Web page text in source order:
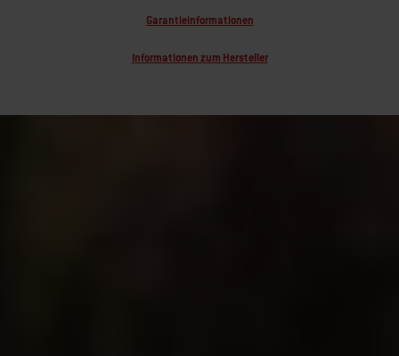
Garantieinformationen
Informationen zum Hersteller